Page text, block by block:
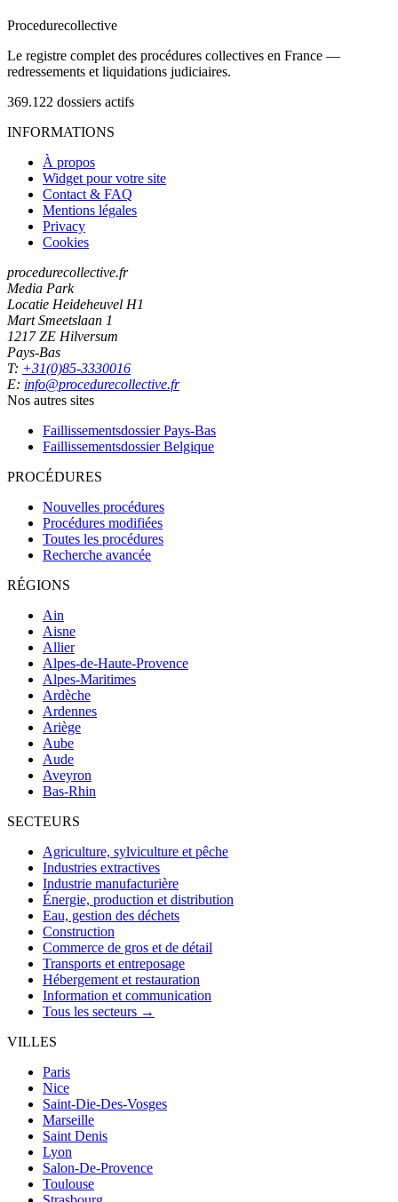
Procedurecollective
Le registre complet des procédures collectives en France —
redressements et liquidations judiciaires.
369.122 dossiers actifs
INFORMATIONS
À propos
Widget pour votre site
Contact & FAQ
Mentions légales
Privacy
Cookies
procedurecollective.fr
Media Park
Locatie Heideheuvel H1
Mart Smeetslaan 1
1217 ZE Hilversum
Pays-Bas
T: +31(0)85-3330016
E: info@procedurecollective.fr
Nos autres sites
Faillissementsdossier Pays-Bas
Faillissementsdossier Belgique
PROCÉDURES
Nouvelles procédures
Procédures modifiées
Toutes les procédures
Recherche avancée
RÉGIONS
Ain
Aisne
Allier
Alpes-de-Haute-Provence
Alpes-Maritimes
Ardèche
Ardennes
Ariège
Aube
Aude
Aveyron
Bas-Rhin
SECTEURS
Agriculture, sylviculture et pêche
Industries extractives
Industrie manufacturière
Énergie, production et distribution
Eau, gestion des déchets
Construction
Commerce de gros et de détail
Transports et entreposage
Hébergement et restauration
Information et communication
Tous les secteurs →
VILLES
Paris
Nice
Saint-Die-Des-Vosges
Marseille
Saint Denis
Lyon
Salon-De-Provence
Toulouse